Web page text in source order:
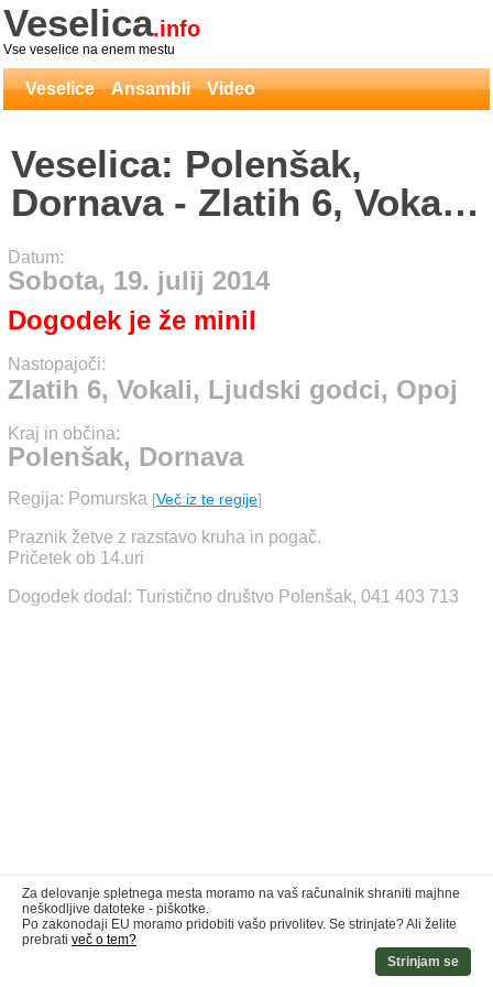
Veselica.info
Vse veselice na enem mestu
Veselice Ansambli Video
Veselica: Polenšak,
Dornava - Zlatih 6, Vokali,
Ljudski godci, Opoj
Datum:
Sobota, 19. julij 2014
Dogodek je že minil
Nastopajoči:
Zlatih 6, Vokali, Ljudski godci, Opoj
Kraj in občina:
Polenšak, Dornava
Regija: Pomurska [Več iz te regije]
Praznik žetve z razstavo kruha in pogač.
Pričetek ob 14.uri
Dogodek dodal: Turistično društvo Polenšak, 041 403 713
Za delovanje spletnega mesta moramo na vaš računalnik shraniti majhne
neškodljive datoteke - piškotke.
Po zakonodaji EU moramo pridobiti vašo privolitev. Se strinjate? Ali želite
prebrati več o tem?
Strinjam se